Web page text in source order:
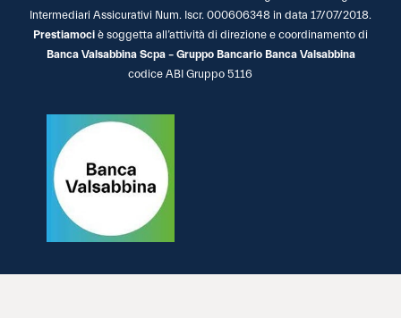
Intermediari Assicurativi Num. Iscr. 000606348 in data 17/07/2018.
Prestiamoci è soggetta all’attività di direzione e coordinamento di
Banca Valsabbina Scpa – Gruppo Bancario Banca Valsabbina
codice ABI Gruppo 5116